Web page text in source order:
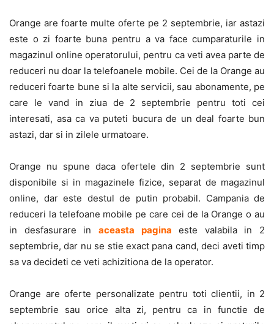
Orange are foarte multe oferte pe 2 septembrie, iar astazi
este o zi foarte buna pentru a va face cumparaturile in
magazinul online operatorului, pentru ca veti avea parte de
reduceri nu doar la telefoanele mobile. Cei de la Orange au
reduceri foarte bune si la alte servicii, sau abonamente, pe
care le vand in ziua de 2 septembrie pentru toti cei
interesati, asa ca va puteti bucura de un deal foarte bun
astazi, dar si in zilele urmatoare.
Orange nu spune daca ofertele din 2 septembrie sunt
disponibile si in magazinele fizice, separat de magazinul
online, dar este destul de putin probabil. Campania de
reduceri la telefoane mobile pe care cei de la Orange o au
in desfasurare in aceasta pagina este valabila in 2
septembrie, dar nu se stie exact pana cand, deci aveti timp
sa va decideti ce veti achizitiona de la operator.
Orange are oferte personalizate pentru toti clientii, in 2
septembrie sau orice alta zi, pentru ca in functie de